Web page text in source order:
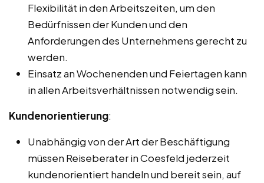
Flexibilität in den Arbeitszeiten, um den
Bedürfnissen der Kunden und den
Anforderungen des Unternehmens gerecht zu
werden.
Einsatz an Wochenenden und Feiertagen kann
in allen Arbeitsverhältnissen notwendig sein.
Kundenorientierung:
Unabhängig von der Art der Beschäftigung
müssen Reiseberater in Coesfeld jederzeit
kundenorientiert handeln und bereit sein, auf